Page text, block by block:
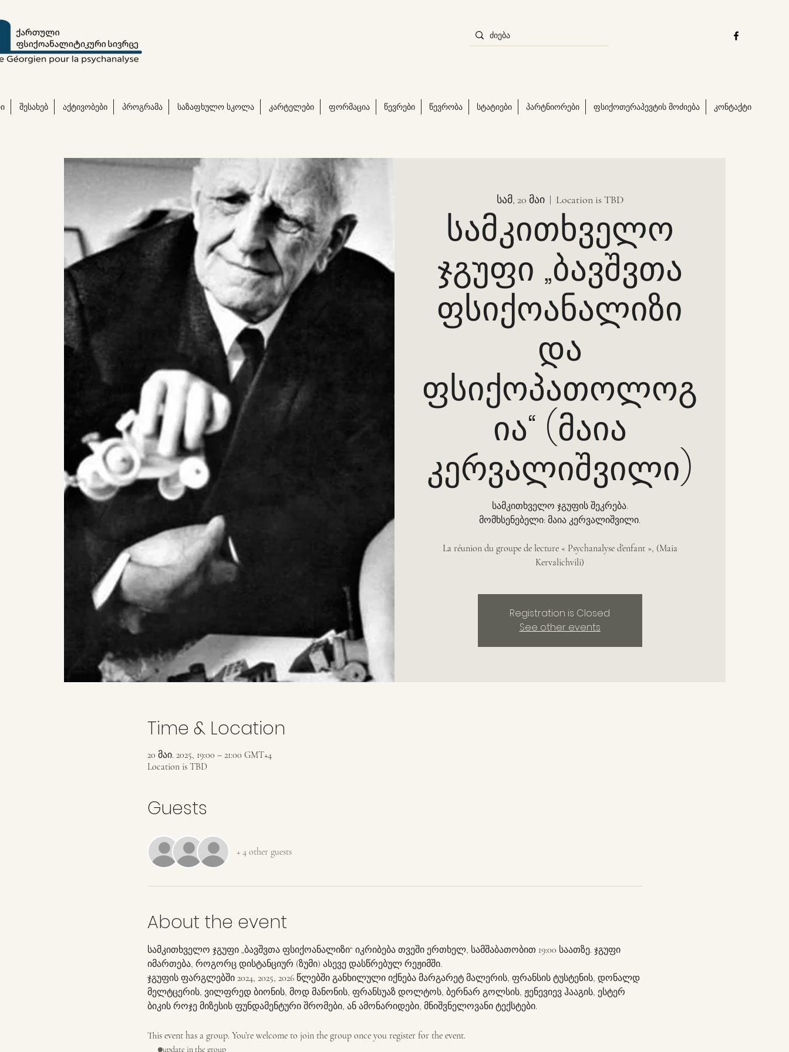
შესახებ აქტივობები პროგრამა საზაფხულო სკოლა კარტელები ფორმაცია წევრები წევრობა სტატიები პარტნიორები ფსიქოთერაპევტის მოძიება კონტაქტი
სამ, 20 მაი
  |
Location is TBD
სამკითხველო
ჯგუფი „ბავშვთა
ფსიქოანალიზი
და
ფსიქოპათოლოგ
ია“ (მაია
კერვალიშვილი)
სამკითხველო ჯგუფის შეკრება.
მომხსენებელი: მაია კერვალიშვილი.
La réunion du groupe de lecture « Psychanalyse d’enfant », (Maia
Kervalichvili)
Registration is Closed
See other events
Time & Location
20 მაი. 2025, 19:00 – 21:00 GMT+4
Location is TBD
Guests
+ 4 other guests
About the event
სამკითხველო ჯგუფი „ბავშვთა ფსიქოანალიზი“ იკრიბება თვეში ერთხელ, სამშაბათობით 19:00 საათზე. ჯგუფი
იმართება, როგორც დისტანციურ (ზუმი) ასევე დასწრებულ რეჟიმში.
ჯგუფის ფარგლებში 2024, 2025, 2026 წლებში განხილული იქნება მარგარეტ მალერის, ფრანსის ტუსტენის, დონალდ
მელტცერის, ვილფრედ ბიონის, მოდ მანონის, ფრანსუაზ დოლტოს, ბერნარ გოლსის, ჟენევიევ ჰააგის, ესტერ
ბიკის როჯე მიზესის ფუნდამენტური შრომები, ან ამონარიდები, მნიშვნელოვანი ტექსტები.
This event has a group. You’re welcome to join the group once you register for the event.
1 update in the group